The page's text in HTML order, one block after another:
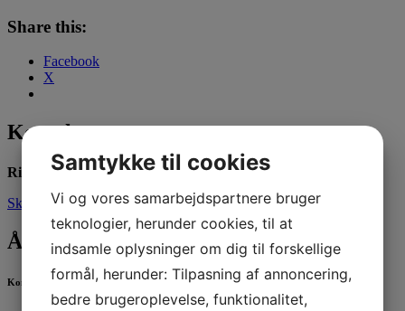
Share this:
Facebook
X
Kontakt os
Ring til os:
66666100
Skriv til os
Åbningstider
Kontorets åbningstider
Samtykke til cookies
Vi og vores samarbejdspartnere bruger
teknologier, herunder cookies, til at
indsamle oplysninger om dig til forskellige
formål, herunder: Tilpasning af annoncering,
bedre brugeroplevelse, funktionalitet,